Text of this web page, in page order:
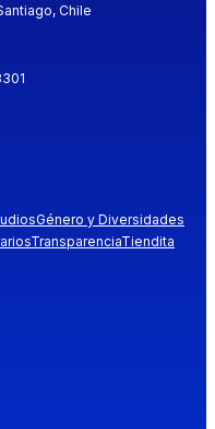
Chile
Género y Diversidades
TransparenciaTiendita